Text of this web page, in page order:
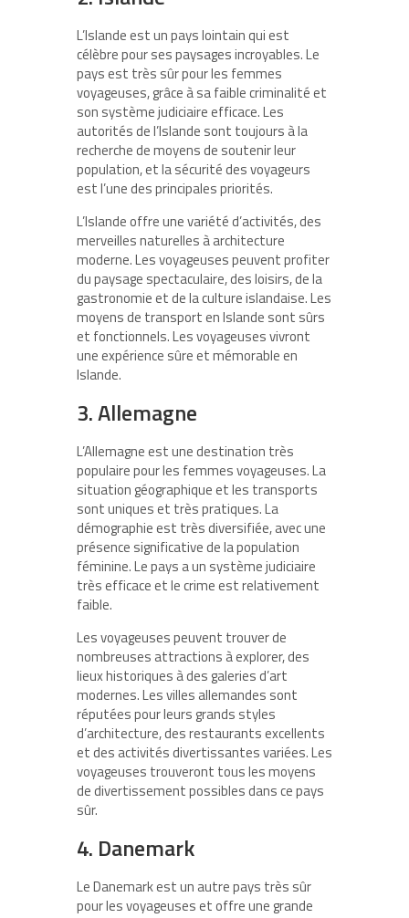
L’Islande est un pays lointain qui est
célèbre pour ses paysages incroyables. Le
pays est très sûr pour les femmes
voyageuses, grâce à sa faible criminalité et
son système judiciaire efficace. Les
autorités de l’Islande sont toujours à la
recherche de moyens de soutenir leur
population, et la sécurité des voyageurs
est l’une des principales priorités.
L’Islande offre une variété d’activités, des
merveilles naturelles à architecture
moderne. Les voyageuses peuvent profiter
du paysage spectaculaire, des loisirs, de la
gastronomie et de la culture islandaise. Les
moyens de transport en Islande sont sûrs
et fonctionnels. Les voyageuses vivront
une expérience sûre et mémorable en
Islande.
3. Allemagne
L’Allemagne est une destination très
populaire pour les femmes voyageuses. La
situation géographique et les transports
sont uniques et très pratiques. La
démographie est très diversifiée, avec une
présence significative de la population
féminine. Le pays a un système judiciaire
très efficace et le crime est relativement
faible.
Les voyageuses peuvent trouver de
nombreuses attractions à explorer, des
lieux historiques à des galeries d’art
modernes. Les villes allemandes sont
réputées pour leurs grands styles
d’architecture, des restaurants excellents
et des activités divertissantes variées. Les
voyageuses trouveront tous les moyens
de divertissement possibles dans ce pays
sûr.
4. Danemark
Le Danemark est un autre pays très sûr
pour les voyageuses et offre une grande